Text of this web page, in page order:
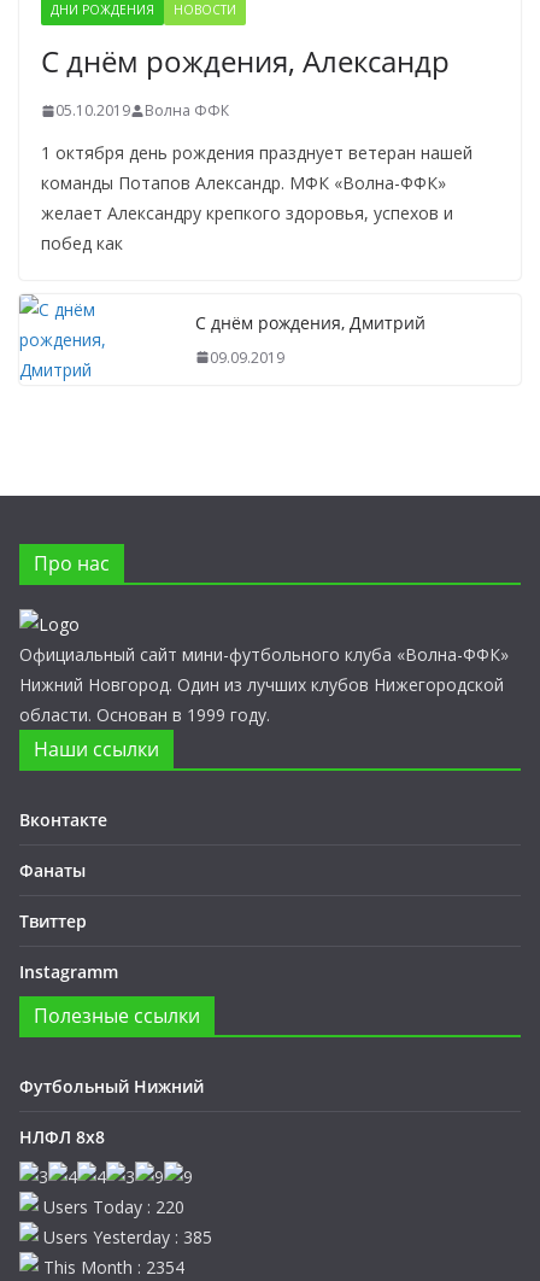
ДНИ РОЖДЕНИЯ НОВОСТИ
С днём рождения, Александр
05.10.2019 Волна ФФК
1 октября день рождения празднует ветеран нашей
команды Потапов Александр. МФК «Волна-ФФК»
желает Александру крепкого здоровья, успехов и
побед как
С днём рождения, Дмитрий
09.09.2019
Про нас
Официальный сайт мини-футбольного клуба «Волна-ФФК»
Нижний Новгород. Один из лучших клубов Нижегородской
области. Основан в 1999 году.
Наши ссылки
Вконтакте
Фанаты
Твиттер
Instagramm
Полезные ссылки
Футбольный Нижний
НЛФЛ 8х8
Users Today : 220
Users Yesterday : 385
This Month : 2354